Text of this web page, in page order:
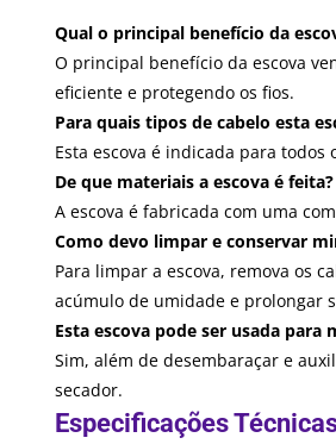
Qual o principal benefício da
O principal benefício da escova
eficiente e protegendo os fios.
Para quais tipos de cabelo esta
Esta escova é indicada para
De que materiais a escova é feita?
A escova é fabricada com uma
Como devo limpar e conservar
Para limpar a escova, remova os
acúmulo de umidade e prolongar
Esta escova pode ser usada para
Sim, além de desembaraçar e
secador.